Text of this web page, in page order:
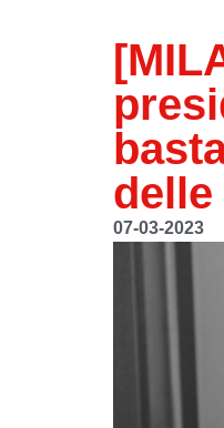
07-03-2023